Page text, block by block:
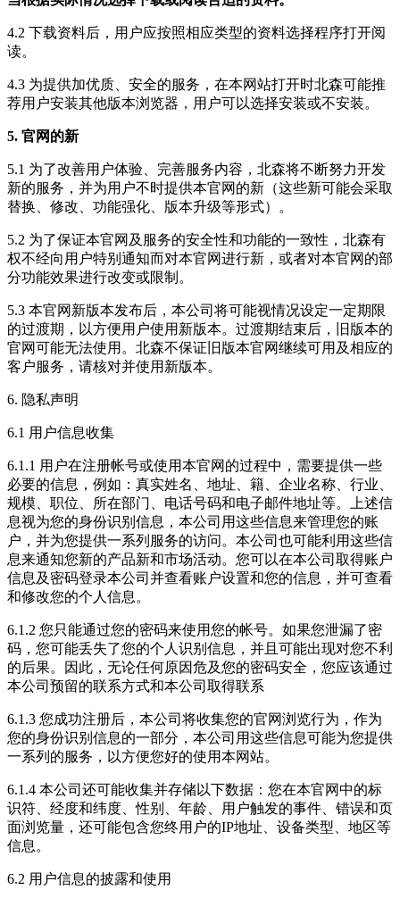
4.2 下载资料后，用户应按照相应类型的资料选择程序打开阅
读。
4.3 为提供加优质、安全的服务，在本网站打开时北森可能推
荐用户安装其他版本浏览器，用户可以选择安装或不安装。
5. 官网的新
5.1 为了改善用户体验、完善服务内容，北森将不断努力开发
新的服务，并为用户不时提供本官网的新（这些新可能会采取
替换、修改、功能强化、版本升级等形式）。
5.2 为了保证本官网及服务的安全性和功能的一致性，北森有
权不经向用户特别通知而对本官网进行新，或者对本官网的部
分功能效果进行改变或限制。
5.3 本官网新版本发布后，本公司将可能视情况设定一定期限
的过渡期，以方便用户使用新版本。过渡期结束后，旧版本的
官网可能无法使用。北森不保证旧版本官网继续可用及相应的
客户服务，请核对并使用新版本。
6. 隐私声明
6.1 用户信息收集
6.1.1 用户在注册帐号或使用本官网的过程中，需要提供一些
必要的信息，例如：真实姓名、地址、籍、企业名称、行业、
规模、职位、所在部门、电话号码和电子邮件地址等。上述信
息视为您的身份识别信息，本公司用这些信息来管理您的账
户，并为您提供一系列服务的访问。本公司也可能利用这些信
息来通知您新的产品新和市场活动。您可以在本公司取得账户
信息及密码登录本公司并查看账户设置和您的信息，并可查看
和修改您的个人信息。
6.1.2 您只能通过您的密码来使用您的帐号。如果您泄漏了密
码，您可能丢失了您的个人识别信息，并且可能出现对您不利
的后果。因此，无论任何原因危及您的密码安全，您应该通过
本公司预留的联系方式和本公司取得联系
6.1.3 您成功注册后，本公司将收集您的官网浏览行为，作为
您的身份识别信息的一部分，本公司用这些信息可能为您提供
一系列的服务，以方便您好的使用本网站。
6.1.4 本公司还可能收集并存储以下数据：您在本官网中的标
识符、经度和纬度、性别、年龄、用户触发的事件、错误和页
面浏览量，还可能包含您终用户的IP地址、设备类型、地区等
信息。
6.2 用户信息的披露和使用